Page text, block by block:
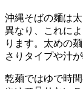
沖縄そばの麺は
異なり、これに
ります。太めの
さりタイプや汁
乾麺ではゆで時